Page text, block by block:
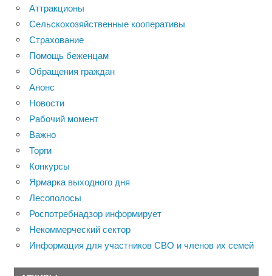
Аттракционы
Сельскохозяйственные кооперативы
Страхование
Помощь беженцам
Обращения граждан
Анонс
Новости
Рабочий момент
Важно
Торги
Конкурсы
Ярмарка выходного дня
Лесополосы
Роспотребнадзор информирует
Некоммерческий сектор
Информация для участников СВО и членов их семей